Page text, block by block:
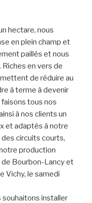
hectare, nous
en plein champ et
paillés et nous
en vers de
de réduire au
à terme à devenir
tous nos
à nos clients un
et adaptés à notre
des circuits courts,
production
de Bourbon-Lancy et
Vichy, le samedi
souhaitons installer